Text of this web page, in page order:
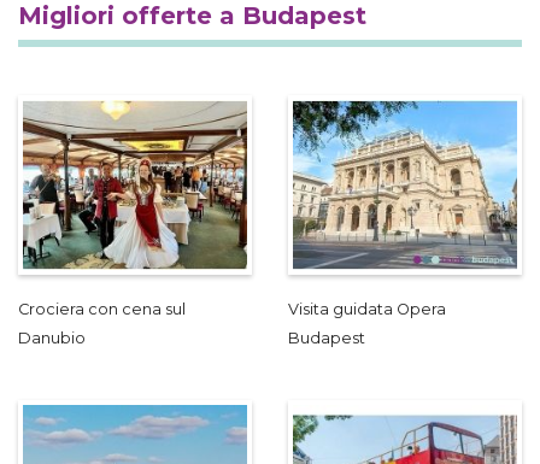
Migliori offerte a Budapest
Crociera con cena sul
Danubio
Visita guidata Opera
Budapest